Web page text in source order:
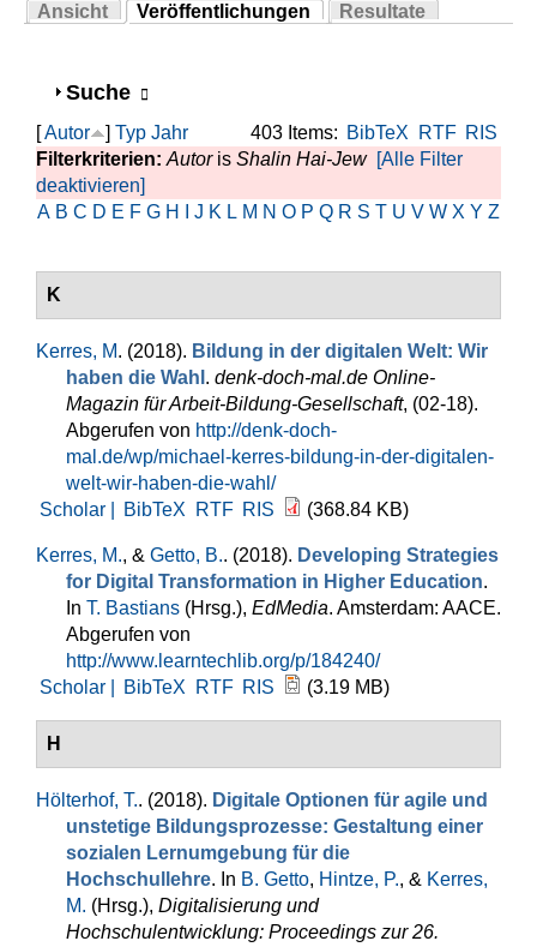
Sie sind hier
Ansicht
Veröffentlichungen
(aktiver Reiter)
Resultate
Anzeigen
Suche
403 Items: BibTeX RTF RIS
[Autor ] Typ Jahr
Filterkriterien: Autoris Shalin Hai-Jew [Alle Filter
deaktivieren]
A B C D E F G H J K L M N O P Q R S T U V W X Y Z
K
Kerres, M. (2018). Bildung in der digitalen Welt: Wir
haben die Wahl . denk-doch-mal.de Online-
Magazin für Arbeit-Bildung-Gesellschaft, (02-18).
Abgerufen von http://denk-doch-
mal.de/wp/michael-kerres-bildung-in-der-digitalen-
welt-wir-haben-die-wahl/
Scholar |
BibTeX RTF RIS (368.84 KB)
Kerres, M., & Getto, B.. (2018). Developing Strategies
for Digital Transformation in Higher Education.
In T. Bastians (Hrsg.), EdMedia. Amsterdam: AACE.
Abgerufen von
http://www.learntechlib.org/p/184240/
Scholar |
BibTeX RTF RIS (3.19 MB)
H
Hölterhof, T.. (2018). Digitale Optionen für agile und
unstetige Bildungsprozesse: Gestaltung einer
sozialen Lernumgebung für die
Hochschullehre. In B. Getto, Hintze, P., & Kerres,
M. (Hrsg.), Digitalisierung und
Hochschulentwicklung: Proceedings zur 26.